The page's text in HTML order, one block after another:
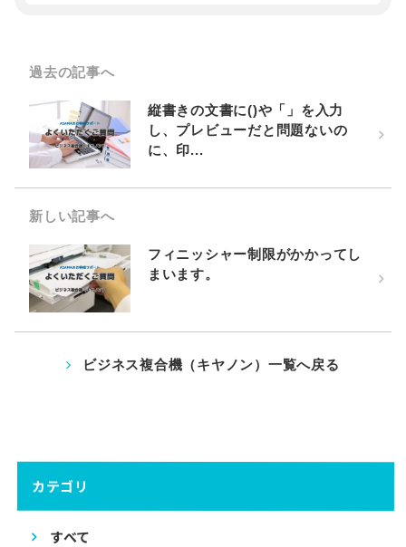
過去の記事へ
縦書きの文書に()や「」を入力
し、プレビューだと問題ないの
に、印...
新しい記事へ
フィニッシャー制限がかかってし
まいます。
ビジネス複合機（キヤノン）一覧へ戻る
カテゴリ
すべて